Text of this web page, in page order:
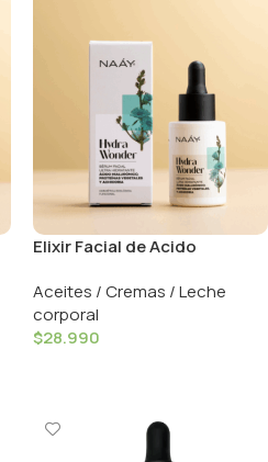
Elixir Facial de Acido
30ml / Naay
Aceites / Cremas / Leche
corporal
$28.990